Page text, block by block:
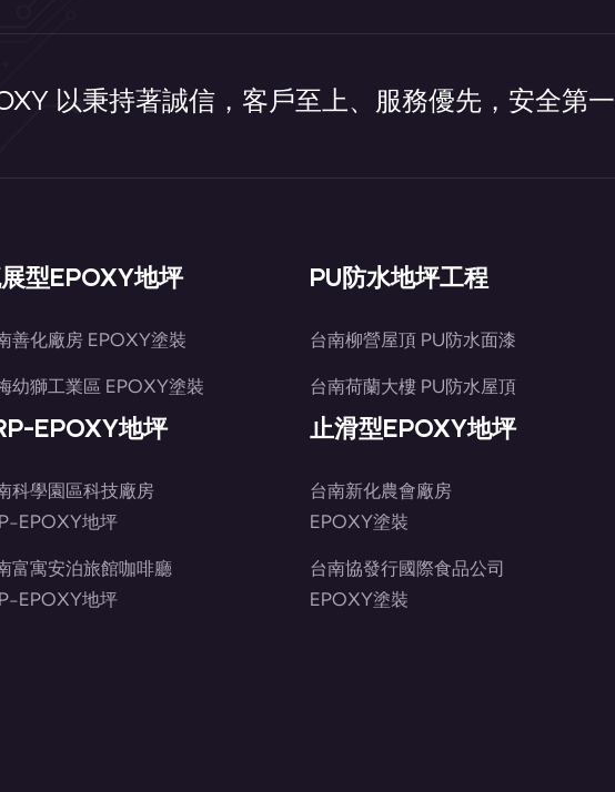
以秉持著誠信，客戶至上、服務優先，安全第一
型EPOXY地坪
善化廠房 EPOXY塗裝
幼獅工業區 EPOXY塗裝
EPOXY地坪
科學園區科技廠房
EPOXY地坪
富寓安泊旅館咖啡廳
EPOXY地坪
PU防水地坪工程
台南柳營屋頂 PU防水面漆
台南荷蘭大樓 PU防水屋頂
止滑型EPOXY地坪
台南新化農會廠房
EPOXY塗裝
台南協發行國際食品公司
EPOXY塗裝